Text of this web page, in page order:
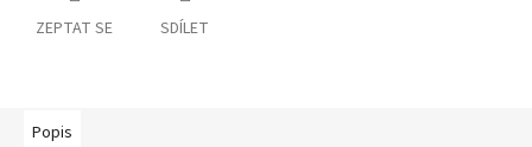
ZEPTAT SE SDÍLET
Popis